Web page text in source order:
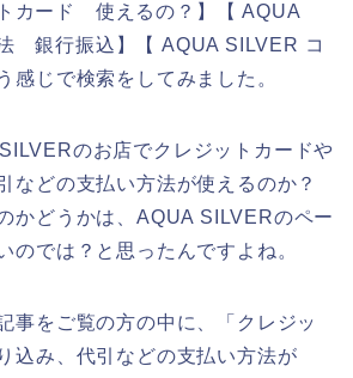
カード 使えるの？】【 AQUA
銀行振込】【 AQUA SILVER コ
感じで検索をしてみました。
のお店でクレジットカードや
などの支払い方法が使えるのか？
かどうかは、AQUA SILVERのペー
のでは？と思ったんですよね。
事をご覧の方の中に、「クレジッ
込み、代引などの支払い方法が